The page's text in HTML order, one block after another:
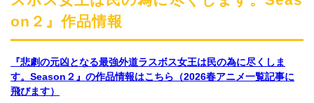
on２』作品情報
『悲劇の元凶となる最強外道ラスボス女王は民の為に尽くしま
す。Season２』の作品情報はこちら（2026春アニメ一覧記事に
飛びます）